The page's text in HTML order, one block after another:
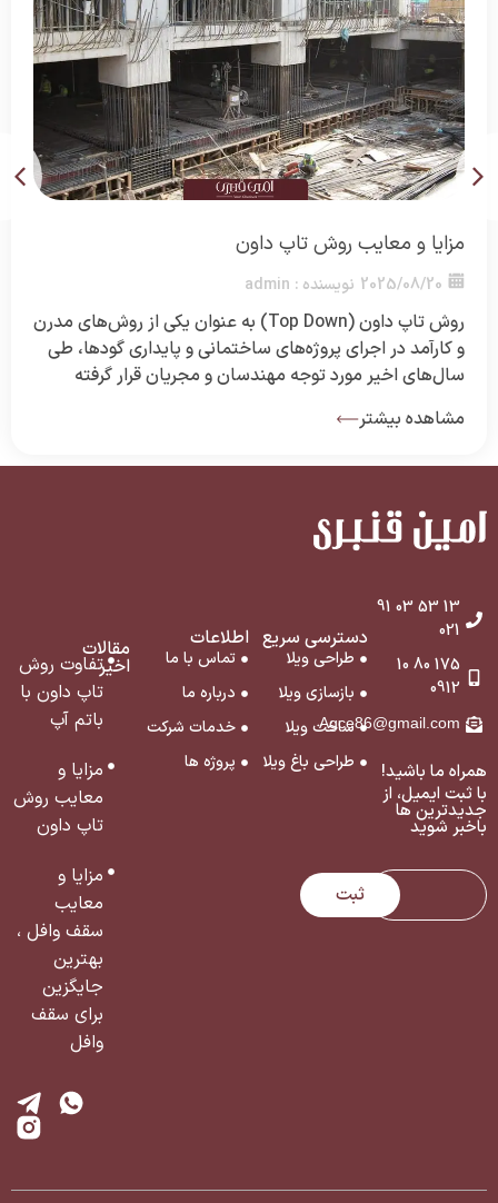
مزایا و معایب روش تاپ داون
2025/08/20 نویسنده : admin
روش تاپ داون (Top Down) به عنوان یکی از روش‌های مدرن
و کارآمد در اجرای پروژه‌های ساختمانی و پایداری گودها، طی
سال‌های اخیر مورد توجه مهندسان و مجریان قرار گرفته
ساخت روسازه و زیرسازه به طور همزمان و مرحله به مرحله
مشاهده بیشتر
13 53 03 91
021
175 80 10
0912
Agce86@gmail.com
همراه ما باشید!
با ثبت ایمیل، از
جدید‌ترین ‌ها
با‌خبر شوید
ثبت
دسترسی سریع
طراحی ویلا
بازسازی ویلا
ساخت ویلا
طراحی باغ ویلا
اطلاعات
تماس با ما
درباره ما
خدمات شرکت
پروژه ها
مقالات
اخیرتفاوت روش
تاپ داون با
باتم آپ
مزایا و
معایب روش
تاپ داون
مزایا و
معایب
سقف وافل ،
بهترین
جایگزین
برای سقف
وافل